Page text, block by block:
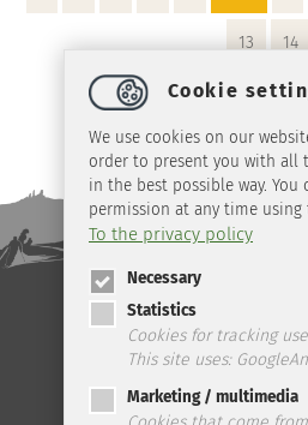
13 14
Telefon: +49 (0) 39 45 2 / 19 4 33 | Fax:
Mail:
@ ilsenburg.de |
Cookie
We use cookies on our
order to present you with all
in the best possible way. You
permission at any time using
To the privacy policy
Necessary
Statistics
Cookies for tracking
This site uses:
Marketing / multimedia